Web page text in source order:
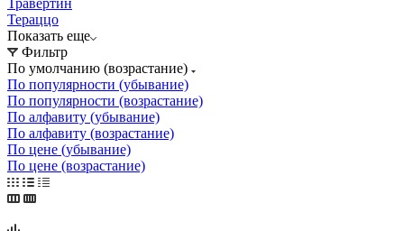
Тераццо
Показать еще
Фильтр
По умолчанию (возрастание)
По популярности (убывание)
По популярности (возрастание)
По алфавиту (убывание)
По алфавиту (возрастание)
По цене (убывание)
По цене (возрастание)